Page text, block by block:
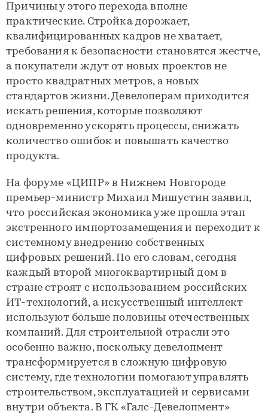
Причины у этого перехода вполне
практические. Стройка дорожает,
квалифицированных кадров не хватает,
требования к безопасности становятся жестче,
а покупатели ждут от новых проектов не
просто квадратных метров, а новых
стандартов жизни. Девелоперам приходится
искать решения, которые позволяют
одновременно ускорять процессы, снижать
количество ошибок и повышать качество
продукта.
На форуме «ЦИПР» в Нижнем Новгороде
премьер-министр Михаил Мишустин заявил,
что российская экономика уже прошла этап
экстренного импортозамещения и переходит к
системному внедрению собственных
цифровых решений. По его словам, сегодня
каждый второй многоквартирный дом в
стране строят с использованием российских
ИТ-технологий, а искусственный интеллект
используют больше половины отечественных
компаний. Для строительной отрасли это
особенно важно, поскольку девелопмент
трансформируется в сложную цифровую
систему, где технологии помогают управлять
строительством, эксплуатацией и сервисами
внутри объекта. В ГК «Галс-Девелопмент»